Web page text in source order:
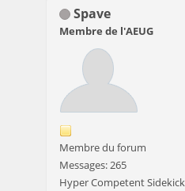
Spave
Membre de l'AEUG
Membre du forum
Messages: 265
Hyper Competent Sidekick